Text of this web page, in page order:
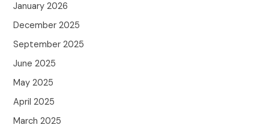
January 2026
December 2025
September 2025
June 2025
May 2025
April 2025
March 2025